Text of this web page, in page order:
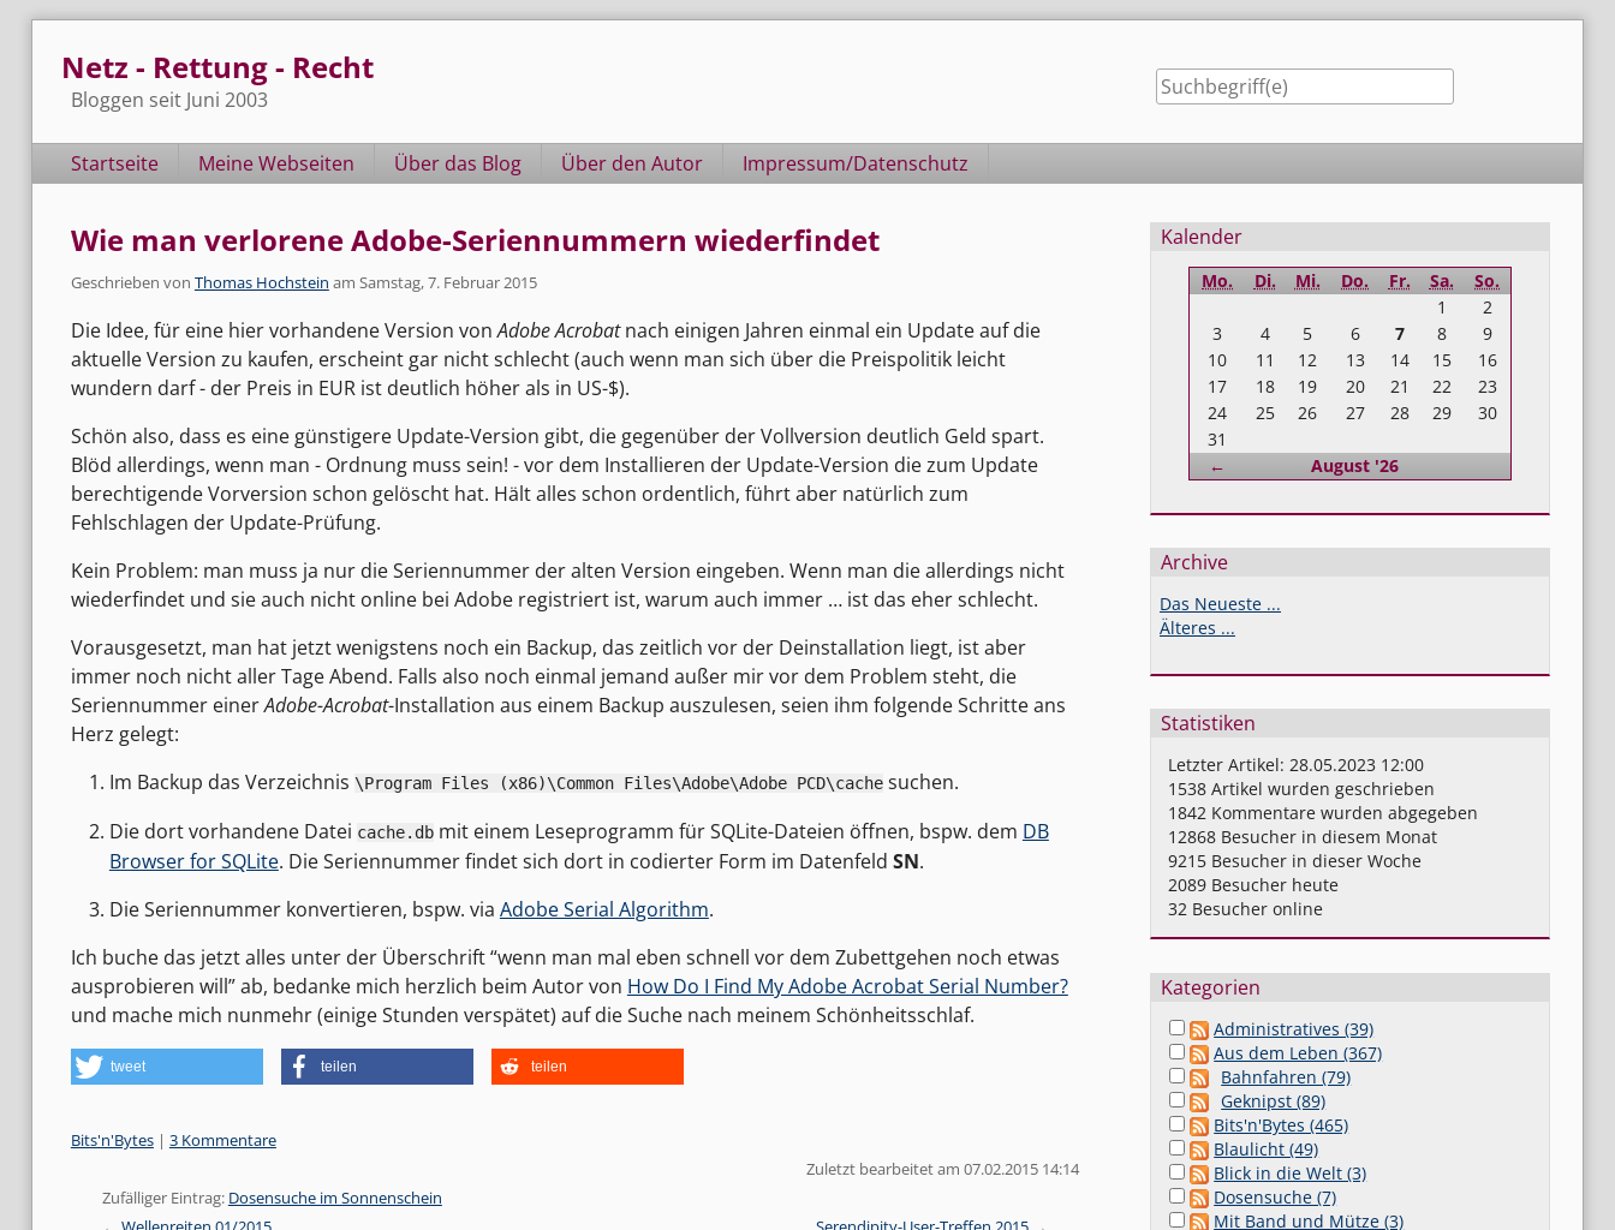
Netz - Rettung - Recht
Bloggen seit Juni 2003
Navigation
Startseite Meine Webseiten Über das Blog Über den Autor Impressum/Datenschutz
Wie man verlorene Adobe-Seriennummern wiederfindet
Geschrieben von Thomas Hochstein am Samstag, 7. Februar 2015
Die Idee, für eine hier vorhandene Version vonAdobe Acrobatnach einigen Jahren einmal ein Update auf die
aktuelle Version zu kaufen, erscheint gar nicht schlecht (auch wenn man sich über die Preispolitik leicht
wundern darf - der Preis in EUR ist deutlich höher als in US-$).
Schön also, dass es eine günstigere Update-Version gibt, die gegenüber der Vollversion deutlich Geld spart.
Blöd allerdings, wenn man - Ordnung muss sein! - vor dem Installieren der Update-Version die zum Update
berechtigende Vorversion schon gelöscht hat. Hält alles schon ordentlich, führt aber natürlich zum
Fehlschlagen der Update-Prüfung.
Kein Problem: man muss ja nur die Seriennummer der alten Version eingeben. Wenn man die allerdings nicht
wiederfindet und sie auch nicht online bei Adobe registriert ist, warum auch immer … ist das eher schlecht.
Vorausgesetzt, man hat jetzt wenigstens noch ein Backup, das zeitlich vor der Deinstallation liegt, ist aber
immer noch nicht aller Tage Abend. Falls also noch einmal jemand außer mir vor dem Problem steht, die
Seriennummer einerAdobe-Acrobat-Installation aus einem Backup auszulesen, seien ihm folgende Schritte ans
Herz gelegt:
Im Backup das Verzeichnis \Program Files (x86)\Common Files\Adobe\Adobe PCD\cachesuchen.
Die dort vorhandene Datei cache.dbmit einem Leseprogramm für SQLite-Dateien öffnen, bspw. dem DB
Browser for SQLite. Die Seriennummer findet sich dort in codierter Form im Datenfeld SN.
Die Seriennummer konvertieren, bspw. via Adobe Serial Algorithm.
Ich buche das jetzt alles unter der Überschrift “wenn man mal eben schnell vor dem Zubettgehen noch etwas
ausprobieren will” ab, bedanke mich herzlich beim Autor von How Do I Find My Adobe Acrobat Serial Number?
und mache mich nunmehr (einige Stunden verspätet) auf die Suche nach meinem Schönheitsschlaf.
tweet teilen teilen
Kategorien:
Bits'n'Bytes| 3 Kommentare
Zuletzt bearbeitet am 07.02.2015 14:14
Zufälliger Eintrag: Dosensuche im Sonnenschein
Seitenleiste
Kalender
Mo. Di. Mi. Do. Fr. Sa. So.
← August '26
1
2
3
4 5 6 7 8
9
10
11 12 13 14 15
16
17
18 19 20 21 22
23
24
25 26 27 28 29
30
31
Archive
Das Neueste ...
Älteres ...
Statistiken
Letzter Artikel: 28.05.2023 12:00
1538Artikel wurden geschrieben
1842Kommentare wurden abgegeben
12868Besucher in diesem Monat
9215Besucher in dieser Woche
2089Besucher heute
32Besucher online
Kategorien
Administratives (39)
Aus dem Leben (367)
Bahnfahren (79)
Geknipst (89)
Bits'n'Bytes (465)
Blaulicht (49)
Blick in die Welt (3)
Dosensuche (7)
Mit Band und Mütze (3)